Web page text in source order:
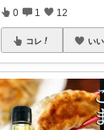
0 1 12
コレ い